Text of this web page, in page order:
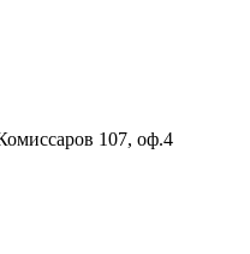
107, оф.4